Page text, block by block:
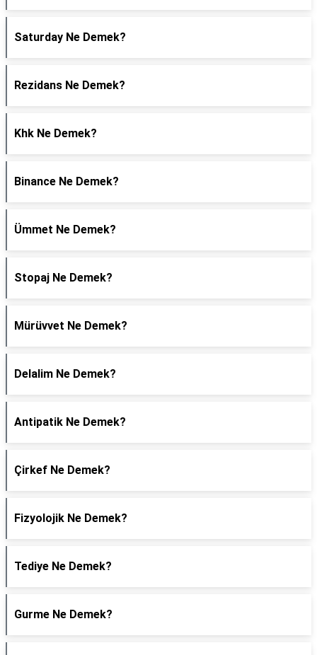
Saturday Ne Demek?
Rezidans Ne Demek?
Khk Ne Demek?
Binance Ne Demek?
Ümmet Ne Demek?
Stopaj Ne Demek?
Mürüvvet Ne Demek?
Delalim Ne Demek?
Antipatik Ne Demek?
Çirkef Ne Demek?
Fizyolojik Ne Demek?
Tediye Ne Demek?
Gurme Ne Demek?